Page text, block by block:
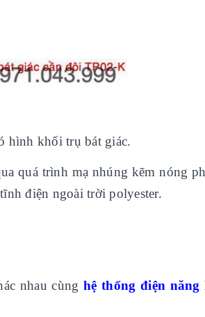
hình khối trụ bát giác.
quá trình mạ nhúng kẽm nóng
điện ngoài trời polyester.
nhau cùnghệ thống điện năng